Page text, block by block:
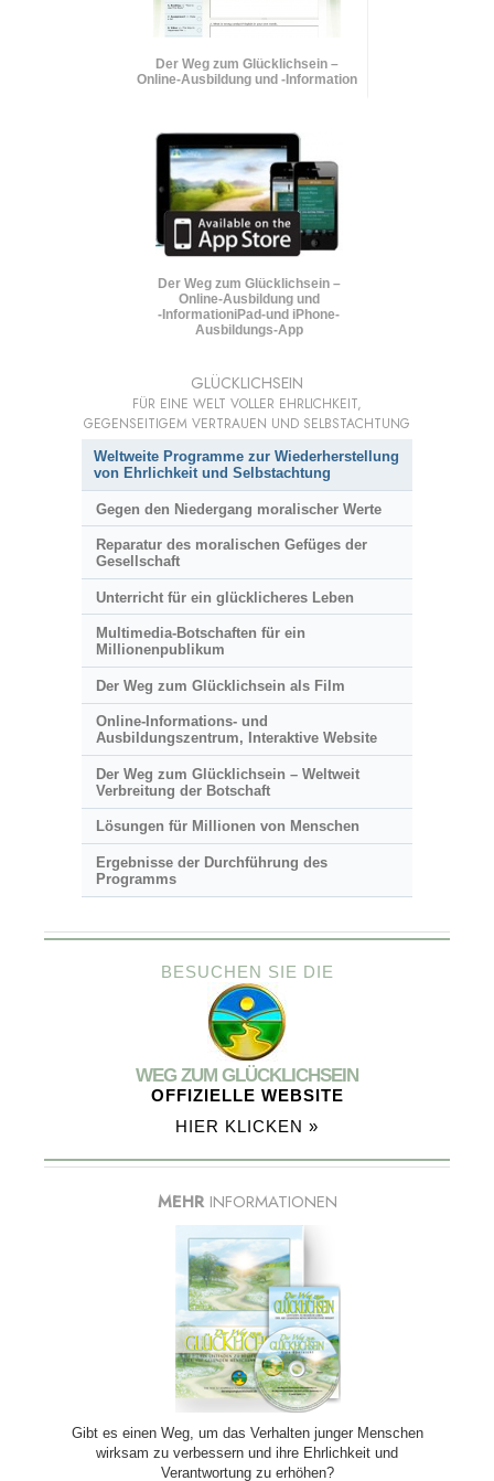
Der Weg zum Glücklichsein –
Online-Ausbildung und -Information
Der Weg zum Glücklichsein –
Online-Ausbildung und
-InformationiPad-und iPhone-
Ausbildungs-App
GLÜCKLICHSEIN
FÜR EINE WELT VOLLER EHRLICHKEIT,
GEGENSEITIGEM VERTRAUEN UND SELBSTACHTUNG
Weltweite Programme zur Wiederherstellung
von Ehrlichkeit und Selbstachtung
Gegen den Niedergang moralischer Werte
Reparatur des moralischen Gefüges der
Gesellschaft
Unterricht für ein glücklicheres Leben
Multimedia-Botschaften für ein
Millionenpublikum
Der Weg zum Glücklichsein als Film
Online-Informations- und
Ausbildungszentrum, Interaktive Website
Der Weg zum Glücklichsein – Weltweit
Verbreitung der Botschaft
Lösungen für Millionen von Menschen
Ergebnisse der Durchführung des
Programms
BESUCHEN SIE DIE
WEG ZUM GLÜCKLICHSEIN
OFFIZIELLE WEBSITE
HIER KLICKEN »
MEHR INFORMATIONEN
Gibt es einen Weg, um das Verhalten junger Menschen
wirksam zu verbessern und ihre Ehrlichkeit und
Verantwortung zu erhöhen?